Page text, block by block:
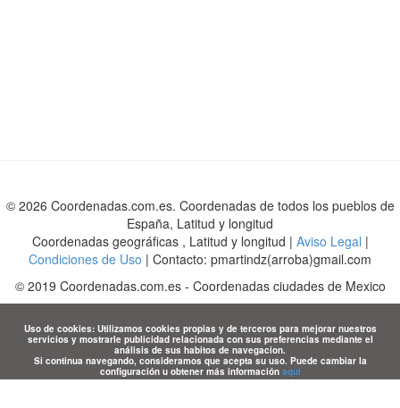
© 2026 Coordenadas.com.es. Coordenadas de todos los pueblos de
España, Latitud y longitud
Coordenadas geográficas , Latitud y longitud | Aviso Legal |
Condiciones de Uso | Contacto: pmartindz(arroba)gmail.com
© 2019 Coordenadas.com.es- Coordenadas ciudades de Mexico
Uso de cookies: Utilizamos cookies propias y de terceros para mejorar nuestros
servicios y mostrarle publicidad relacionada con sus preferencias mediante el
análisis de sus habitos de navegacion.
Si continua navegando, consideramos que acepta su uso. Puede cambiar la
configuración u obtener más información aqui